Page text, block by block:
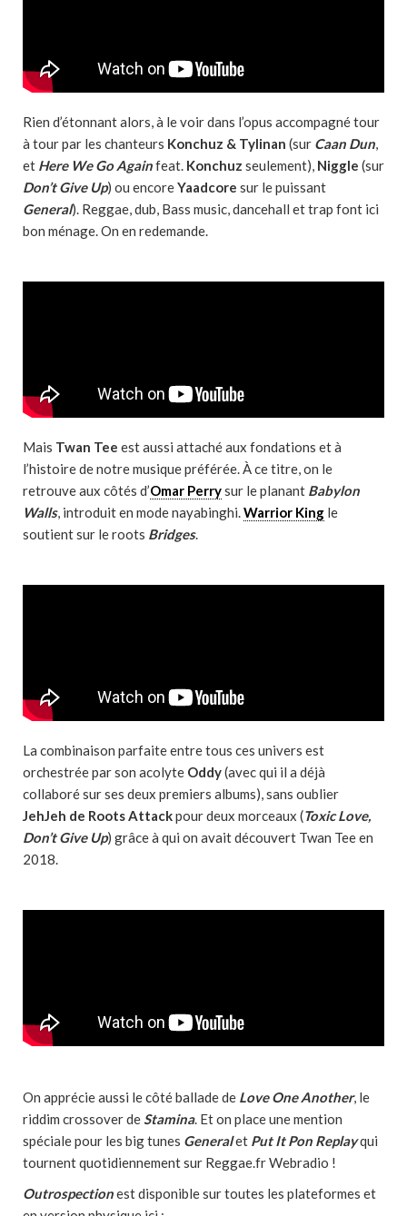
Rien d’étonnant alors, à le voir dans l’opus accompagné tour
à tour par les chanteurs Konchuz & Tylinan (sur Caan Dun,
et Here We Go Againfeat. Konchuz seulement), Niggle (sur
Don’t Give Up) ou encoreYaadcore sur le puissant
General). Reggae, dub, Bass music, dancehall et trap font ici
bon ménage. On en redemande.
Mais Twan Tee est aussi attaché aux fondations et à
l’histoire de notre musique préférée. À ce titre, on le
retrouve aux côtés d’Omar Perrysur le planant Babylon
Walls, introduit en mode nayabinghi.Warrior King le
soutient sur le roots Bridges.
La combinaison parfaite entre tous ces univers est
orchestrée par son acolyte Oddy(avec qui il a déjà
collaboré sur ses deux premiers albums), sans oublier
JehJeh de Roots Attackpour deux morceaux (Toxic Love,
Don’t Give Up) grâce à qui on avait découvert Twan Tee en
2018.
On apprécie aussi le côté ballade de Love One Another, le
riddim crossover deStamina. Et on place une mention
spéciale pour les big tunes Generalet Put It Pon Replayqui
tournent quotidiennement sur Reggae.fr Webradio !
Outrospectionest disponible sur toutes les plateformes et